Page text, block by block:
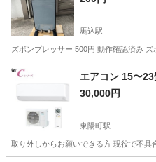
馬込駅
ズボンプレッサー 500円 動作確認済み
東京 生活家
エアコン 15〜
30,000円
東陽町駅
取り外しからお願いできる方 現役で不具